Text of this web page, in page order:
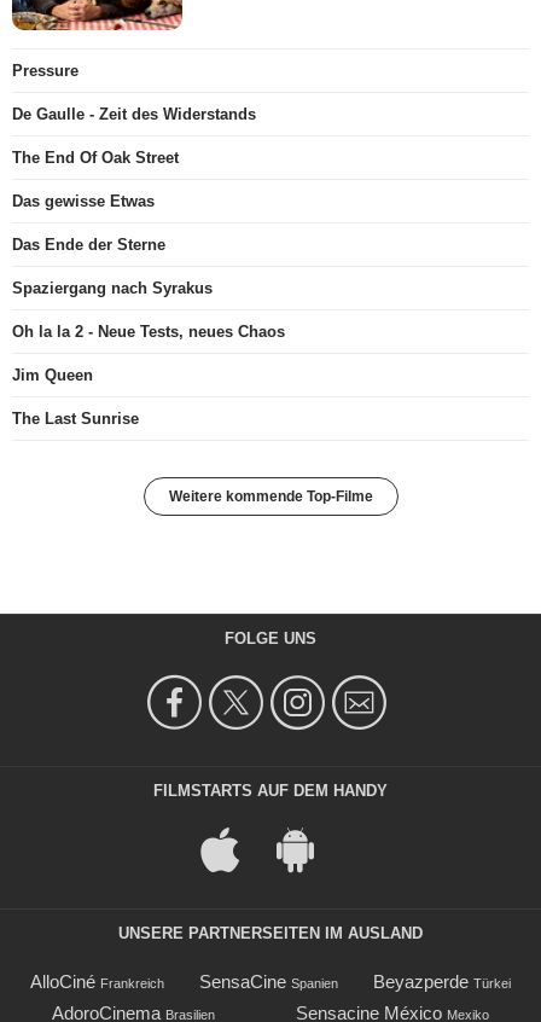
Pressure
De Gaulle - Zeit des Widerstands
The End Of Oak Street
Das gewisse Etwas
Das Ende der Sterne
Spaziergang nach Syrakus
Oh la la 2 - Neue Tests, neues Chaos
Jim Queen
The Last Sunrise
Weitere kommende Top-Filme
FOLGE UNS
FILMSTARTS AUF DEM HANDY
UNSERE PARTNERSEITEN IM AUSLAND
AlloCiné Frankreich SensaCine Spanien Beyazperde Türkei
AdoroCinema Brasilien Sensacine México Mexiko